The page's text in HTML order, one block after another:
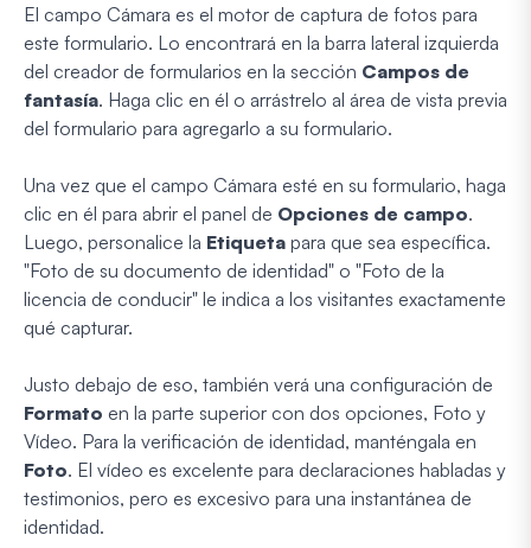
El campo Cámara es el motor de captura de fotos para
este formulario. Lo encontrará en la barra lateral izquierda
del creador de formularios en la sección Campos de
fantasía. Haga clic en él o arrástrelo al área de vista previa
del formulario para agregarlo a su formulario.
Una vez que el campo Cámara esté en su formulario, haga
clic en él para abrir el panel de Opciones de campo.
Luego, personalice la Etiqueta para que sea específica.
"Foto de su documento de identidad" o "Foto de la
licencia de conducir" le indica a los visitantes exactamente
qué capturar.
Justo debajo de eso, también verá una configuración de
Formato en la parte superior con dos opciones, Foto y
Vídeo. Para la verificación de identidad, manténgala en
Foto. El vídeo es excelente para declaraciones habladas y
testimonios, pero es excesivo para una instantánea de
identidad.